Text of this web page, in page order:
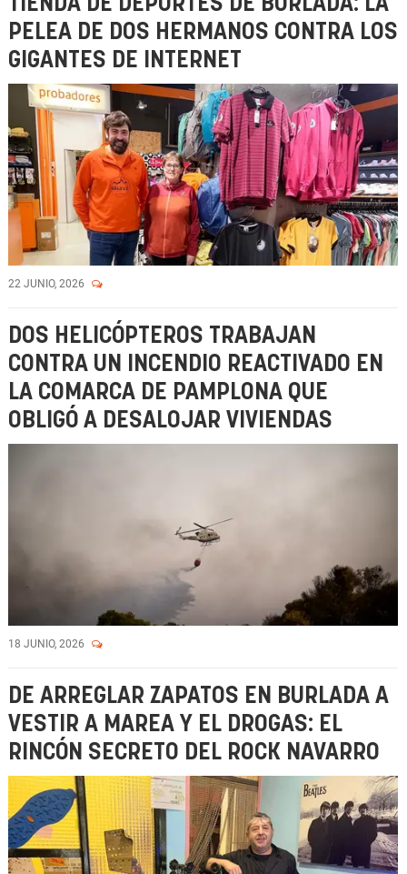
PELEA DE DOS HERMANOS CONTRA LOS
GIGANTES DE INTERNET
22 JUNIO, 2026
DOS HELICÓPTEROS TRABAJAN
CONTRA UN INCENDIO REACTIVADO EN
LA COMARCA DE PAMPLONA QUE
OBLIGÓ A DESALOJAR VIVIENDAS
18 JUNIO, 2026
DE ARREGLAR ZAPATOS EN BURLADA A
VESTIR A MAREA Y EL DROGAS: EL
RINCÓN SECRETO DEL ROCK NAVARRO